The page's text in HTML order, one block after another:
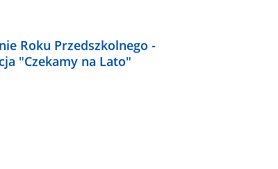
Roku Przedszkolnego -
"Czekamy na Lato"